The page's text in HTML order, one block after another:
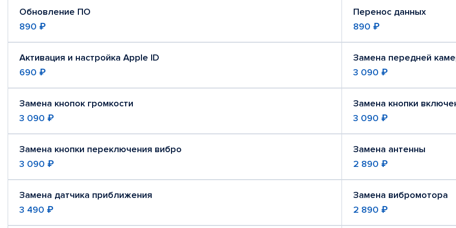
Обновление ПО
890 ₽
Перенос данных
890 ₽
Активация и настройка Apple ID
690 ₽
Замена передней
3 090 ₽
Замена кнопок громкости
3 090 ₽
Замена кнопки
3 090 ₽
Замена кнопки переключения вибро
3 090 ₽
Замена антенны
2 890 ₽
Замена датчика приближения
3 490 ₽
Замена вибромотора
2 890 ₽